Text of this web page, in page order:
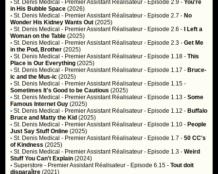
• St. Denis Medical - Premier Assistant Réalisateur - Episode 2.9 -You're
in His Bubble Space (2026)
• St. Denis Medical - Premier Assistant Réalisateur - Episode 2.7 - No
Wonder His Kidney Wants Out (2025)
• St. Denis Medical - Premier Assistant Réalisateur - Episode 2.6 -
I Left a
Woman on the Table (2025)
• St. Denis Medical - Premier Assistant Réalisateur - Episode 2.3 -Get Me
in the Pod, Brother (2025)
• St. Denis Medical - Premier Assistant Réalisateur - Episode 1.18 -This
Place is Our Everything (2025)
• St. Denis Medical - Premier Assistant Réalisateur - Episode 1.17 - Bruce-
ic and the Mus-ic (2025)
• St. Denis Medical - Premier Assistant Réalisateur - Episode 1.15 -
Sometimes It's Good to be Cautious (2025)
• St. Denis Medical - Premier Assistant Réalisateur - Episode 1.13 -Some
Famous Internet Guy (2025)
• St. Denis Medical - Premier Assistant Réalisateur - Episode 1.12 - Buffalo
Bruce and Matty the Kid (2025)
• St. Denis Medical - Premier Assistant Réalisateur - Episode 1.10 - People
Just Say Stuff Online (2025)
• St. Denis Medical - Premier Assistant Réalisateur - Episode 1.7 -50 CC's
of Kindness (2025)
• St. Denis Medical - Premier Assistant Réalisateur - Episode 1.3 -Weird
Stuff You Can't Explain (2024)
• Superstore - Premier Assistant Réalisateur - Episode 6.15 -Tout doit
disparaître (2021)